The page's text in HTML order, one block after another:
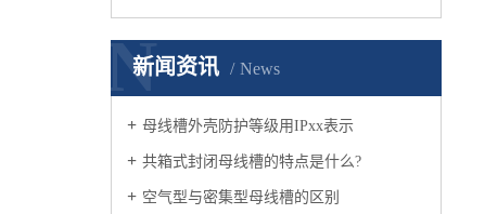
新闻资讯 News
N
母线槽外壳防护等级用IPxx表示
共箱式封闭母线槽的特点是什么?
空气型与密集型母线槽的区别